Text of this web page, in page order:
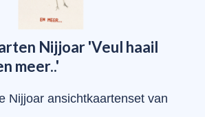
Nijjoar 'Veul haail
meer..'
Nijjoar ansichtkaartenset van